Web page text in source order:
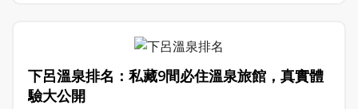
下呂溫泉排名：私藏9間必住溫泉旅館，真實體
驗大公開